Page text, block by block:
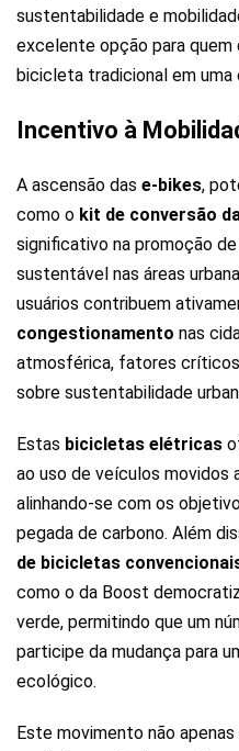
sustentabilidade e
excelente opção para quem
bicicleta tradicional em
Incentivo à
A ascensão das e-bikes,
como o kit de conversão
significativo na promoção
sustentável nas áreas
usuários contribuem
congestionamento nas
atmosférica, fatores
sobre sustentabilidade
Estas bicicletas elétricas
ao uso de veículos movidos
alinhando-se com os
pegada de carbono. Além
de bicicletas
como o da Boost
verde, permitindo que um
participe da mudança para
ecológico.
Este movimento não